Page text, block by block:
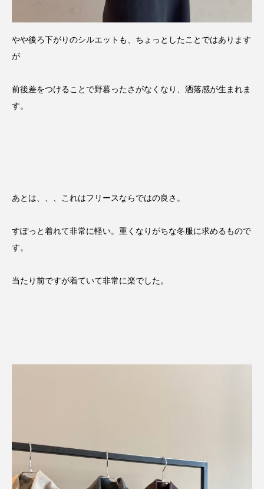
やや後ろ下がりのシルエットも、ちょっとしたことではあります
が
前後差をつけることで野暮ったさがなくなり、洒落感が生まれま
す。
あとは、、、これはフリースならではの良さ。
すぽっと着れて非常に軽い。重くなりがちな冬服に求めるもので
す。
当たり前ですが着ていて非常に楽でした。